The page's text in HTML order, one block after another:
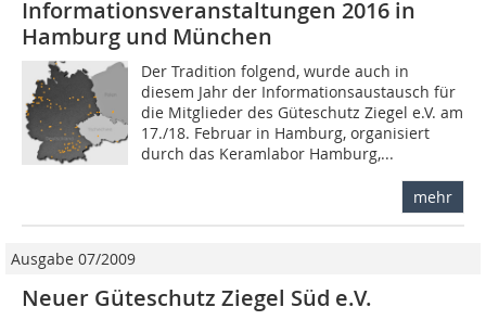
Informationsveranstaltungen 2016 in
Hamburg und München
Der Tradition folgend, wurde auch in
diesem Jahr der Informationsaustausch für
die Mitglieder des Güteschutz Ziegel e.V. am
17./18. Februar in Hamburg, organisiert
durch das Keramlabor Hamburg,...
mehr
Ausgabe 07/2009
Neuer Güteschutz Ziegel Süd e.V.